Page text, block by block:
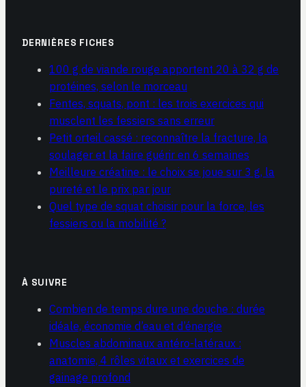
DERNIÈRES FICHES
100 g de viande rouge apportent 20 à 32 g de
protéines, selon le morceau
Fentes, squats, pont : les trois exercices qui
musclent les fessiers sans erreur
Petit orteil cassé : reconnaître la fracture, la
soulager et la faire guérir en 6 semaines
Meilleure créatine : le choix se joue sur 3 g, la
pureté et le prix par jour
Quel type de squat choisir pour la force, les
fessiers ou la mobilité ?
À SUIVRE
Combien de temps dure une douche : durée
idéale, économie d’eau et d’énergie
Muscles abdominaux antéro-latéraux :
anatomie, 4 rôles vitaux et exercices de
gainage profond